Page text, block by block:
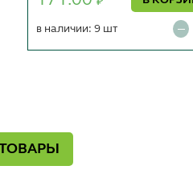
в наличии: 9 шт